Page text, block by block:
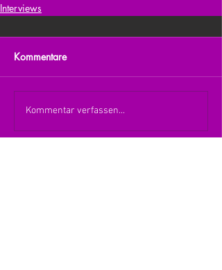
Interviews
Kommentare
Kommentar verfassen...